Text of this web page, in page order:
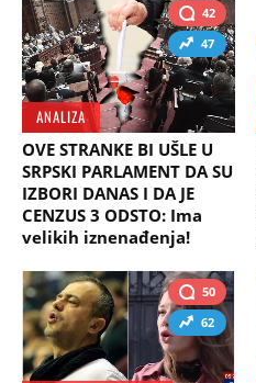
42
47
ANALIZA
OVE STRANKE BI UŠLE U
SRPSKI PARLAMENT DA SU
IZBORI DANAS I DA JE
CENZUS 3 ODSTO: Ima
velikih iznenađenja!
50
62